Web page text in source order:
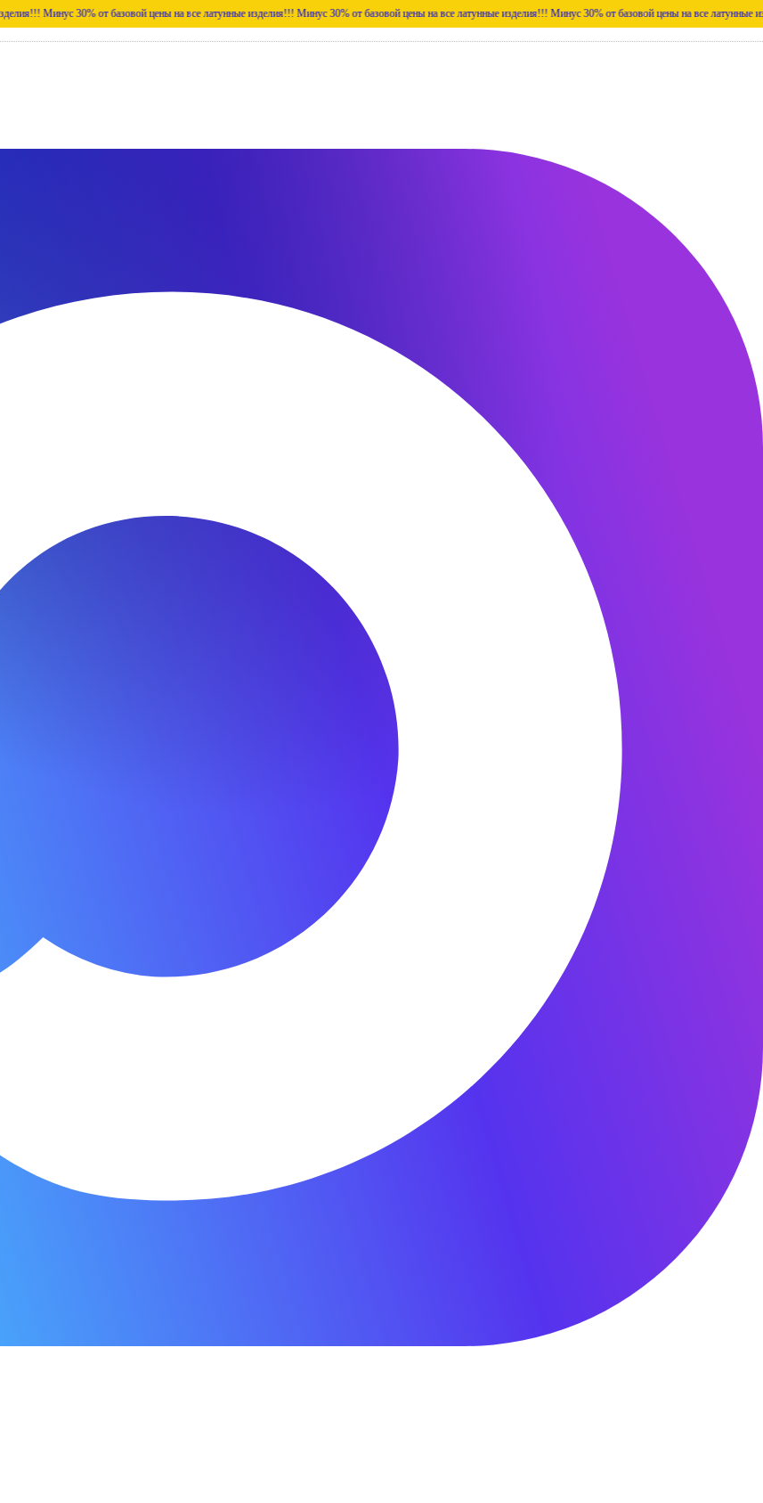
Минус 30% от базовой цены на все латунные изделия!!! Минус 30% от базовой цены на все латунные изделия!!! Минус 30% от базовой цены на все латунные изделия!!!